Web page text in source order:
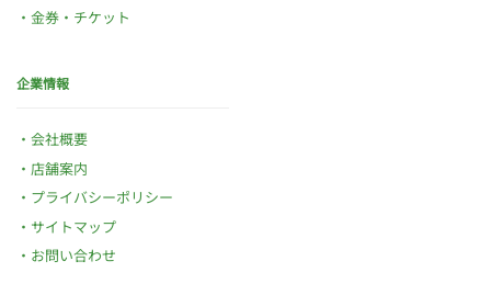
金券・チケット
企業情報
会社概要
店舗案内
プライバシーポリシー
サイトマップ
お問い合わせ